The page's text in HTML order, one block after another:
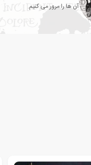
آن ها را مرور می کنیم.